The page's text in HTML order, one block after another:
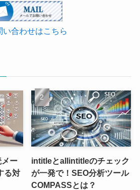
い合わせはこちら
ー
る対
intitleとallintitleのチェック
が一発で！SEO分析ツール
COMPASSとは？